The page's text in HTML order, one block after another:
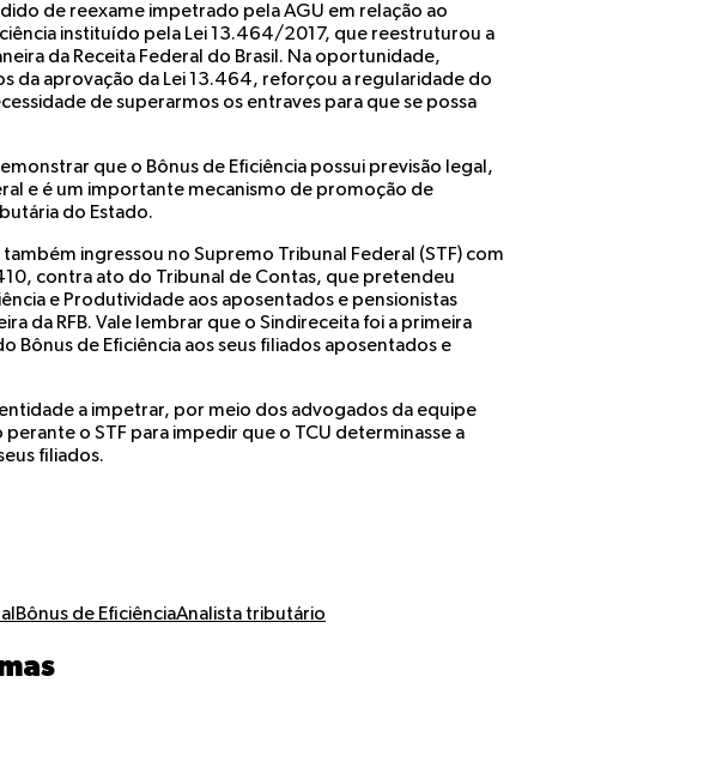
de reexame impetrado pela AGU em relação ao
instituído pela Lei 13.464/2017, que reestruturou a
da Receita Federal do Brasil. Na oportunidade,
da aprovação da Lei 13.464, reforçou a regularidade do
de superarmos os entraves para que se possa
que o Bônus de Eficiência possui previsão legal,
e é um importante mecanismo de promoção de
do Estado.
ingressou no Supremo Tribunal Federal (STF) com
contra ato do Tribunal de Contas, que pretendeu
e Produtividade aos aposentados e pensionistas
da RFB. Vale lembrar que o Sindireceita foi a primeira
Bônus de Eficiência aos seus filiados aposentados e
a impetrar, por meio dos advogados da equipe
o STF para impedir que o TCU determinasse a
filiados.
Bônus de EficiênciaAnalista tributário